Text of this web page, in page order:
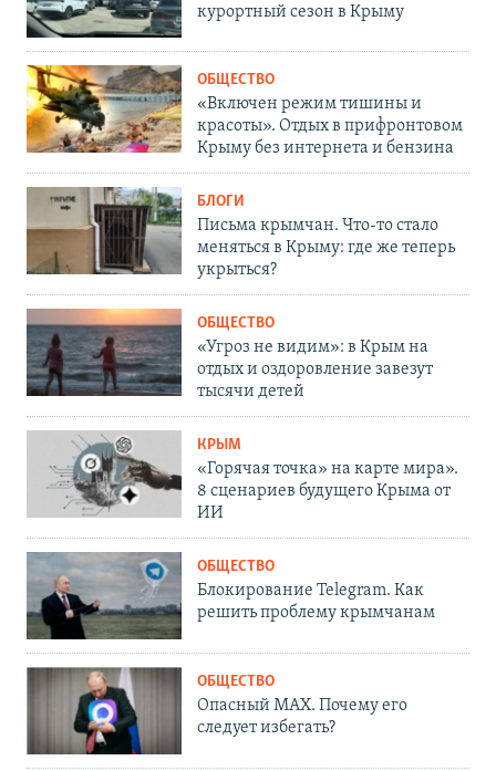
курортный сезон в Крыму
ОБЩЕСТВО
«Включен режим тишины и
красоты». Отдых в прифронтовом
Крыму без интернета и бензина
БЛОГИ
Письма крымчан. Что-то стало
меняться в Крыму: где же теперь
укрыться?
ОБЩЕСТВО
«Угроз не видим»: в Крым на
отдых и оздоровление завезут
тысячи детей
КРЫМ
«Горячая точка» на карте мира».
8 сценариев будущего Крыма от
ИИ
ОБЩЕСТВО
Блокирование Telegram. Как
решить проблему крымчанам
ОБЩЕСТВО
Опасный MAX. Почему его
следует избегать?